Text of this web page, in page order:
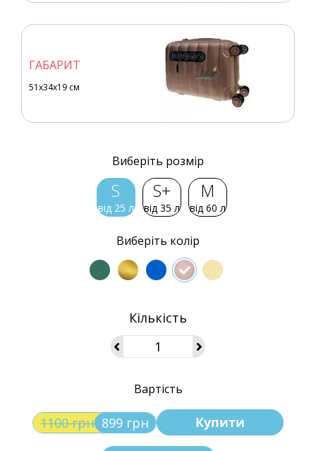
ГАБАРИТ
51x34x19 см
Виберіть розмір
S
від 25 л
S+
від 35 л
M
від 60 л
Виберіть колір
Кількість
Вартість
1100 грн 899 грн Купити